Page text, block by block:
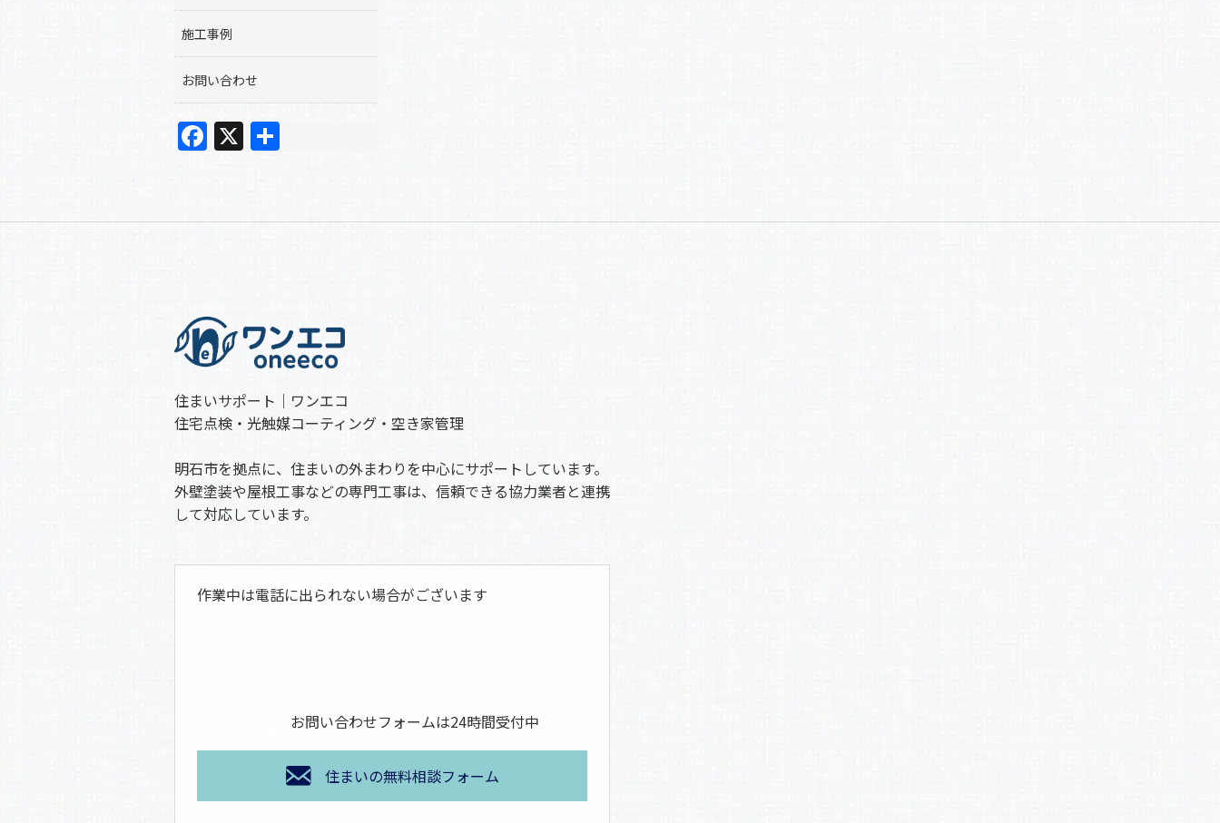
施工事例
お問い合わせ
F
e
o
k
X
住まいサポート｜ワンエコ
住宅点検・光触媒コーティング・空き家管理
明石市を拠点に、住まいの外まわりを中心にサポートしています。
外壁塗装や屋根工事などの専門工事は、信頼できる協力業者と連携
して対応しています。
作業中は電話に出られない場合がございます
お問い合わせフォームは24時間受付中
住まいの無料相談フォーム